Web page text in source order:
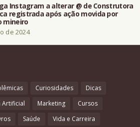
Instagram a alterar @ de Construtora
registrada após ação movida por
mineiro
de 2024
Curiosidades
Dicas
Artificial Marketing
Cursos
Saúde
Vida e Carreira